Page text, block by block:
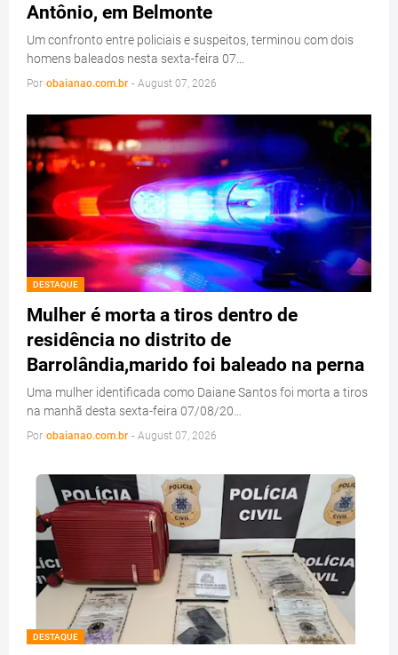
Antônio, em Belmonte
Um confronto entre policiais e suspeitos, terminou com dois
homens baleados nesta sexta-feira 07…
Por obaianao.com.br - August 07, 2026
DESTAQUE
Mulher é morta a tiros dentro de
residência no distrito de
Barrolândia,marido foi baleado na perna
Uma mulher identificada como Daiane Santos foi morta a tiros
na manhã desta sexta-feira 07/08/20…
Por obaianao.com.br - August 07, 2026
DESTAQUE